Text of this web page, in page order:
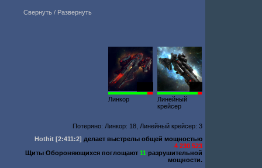
Свернуть / Развернуть
Линкор
Линейный
крейсер
Потеряно: Линкор: 18, Линейный крейсер: 3
Hothit [2:411:2] делает выстрелы общей мощностью
4 230 523
Щиты Обороняющихся поглощают11 разрушительной
мощности.